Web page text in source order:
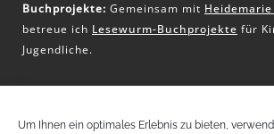
Um Ihnen ein optimales Erlebnis zu bieten,
Buchprojekte: Gemeinsam mit
betreue ich Lesewurm-Buchprojekte für
Jugendliche.